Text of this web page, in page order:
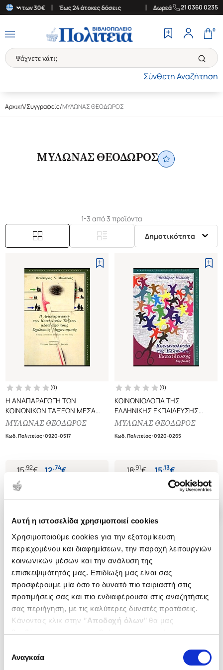
Αυτή η ιστοσελίδα χρησιμοποιεί cookies
Χρησιμοποιούμε cookies για την εξατομίκευση
περιεχομένου και διαφημίσεων, την παροχή λειτουργιών
κοινωνικών μέσων και την ανάλυση της
επισκεψιμότητάς μας. Επιδίωξη μας είναι σας
προσφέρουμε μία όσο το δυνατό πιο ταιριαστή στις
προτιμήσεις σας και πιο ενδιαφέρουσα στις αναζητήσεις
σας περιήγηση, με τις καλύτερες δυνατές προτάσεις.
Κάνοντας κλικ στην ‘’Αποδοχή όλων’’ θα μας
βοηθήσετε να ανταποκριθούμε στα παραπάνω.
ενδιαφέρουν και να επιλέξετε από τα παρακάτω με την
΄΄και να ενημερωθείτε σχετικά με
συγκατάθεσης
Αναγκαία
άνω των 30€ Έως 24 άτοκες δόσεις Δωρεάν Μεταφορικά
21 0360 0235
Σύνθετη Αναζήτηση
0
Αρχική/Συγγραφείς/ΜΥΛΩΝΑΣ ΘΕΟΔΩΡΟΣ
ΜΥΛΩΝΑΣ ΘΕΟΔΩΡΟΣ
1-3 από 3 προϊόντα
Δημοτικότητα
(0)
Η ΑΝΑΠΑΡΑΓΩΓΗ ΤΩΝ
ΚΟΙΝΩΝΙΚΩΝ ΤΑΞΕΩΝ ΜΕΣΑ
ΑΠΟ ΣΧΟΛΙΚΟΥΣ
Η ΜΕΣΗ ΕΚΠΑΙΔΕΥΣΗ ΣΤΟ
ΜΥΛΩΝΑΣ ΘΕΟΔΩΡΟΣ
Κωδ. Πολιτείας:0920-0517
15.92€
Τιμή Έκδοσης
12.74€
(0)
ΚΟΙΝΩΝΙΟΛΟΓΙΑ ΤΗΣ
ΕΛΛΗΝΙΚΗΣ ΕΚΠΑΙΔΕΥΣΗΣ
ΣΥΜΒΟΛΕΣ
ΜΥΛΩΝΑΣ ΘΕΟΔΩΡΟΣ
Κωδ. Πολιτείας:0920-0265
18.91€ 15.13€
Τιμή Πολιτείας